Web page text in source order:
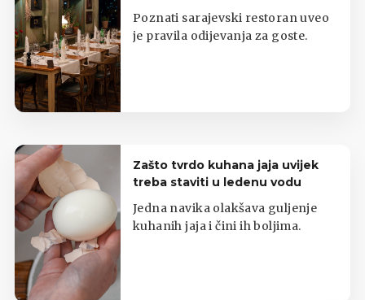
potkošuljama i japankama
Poznati sarajevski restoran uveo
je pravila odijevanja za goste.
Zašto tvrdo kuhana jaja uvijek
treba staviti u ledenu vodu
Jedna navika olakšava guljenje
kuhanih jaja i čini ih boljima.